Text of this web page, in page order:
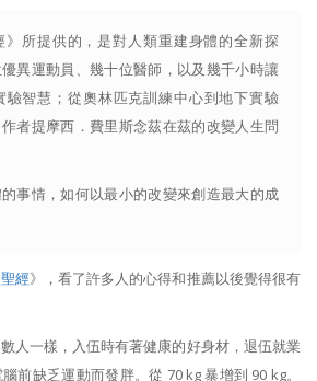
所提供的，是對人類重建身體的全新探
異運動員、幾十位醫師，以及幾千小時讓
驗智慧；從奧林匹克訓練中心到地下實驗
者提摩西．費里斯念茲在茲的改變人生問
情，如何以最小的改變來創造最大的成
經》，看了許多人的心得和推薦以後覺得很有
人一樣，入伍時有著健康的好身材，退伍就業
前缺乏運動而發胖。從 70 kg 暴增到 90 kg。